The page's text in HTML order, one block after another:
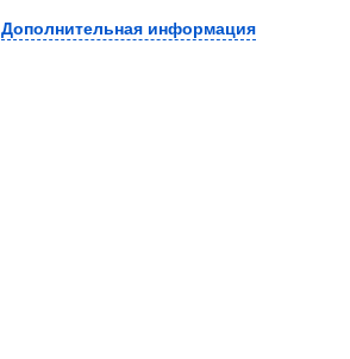
Дополнительная информация